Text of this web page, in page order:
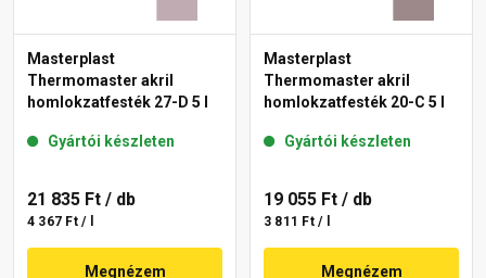
Masterplast
Thermomaster akril
homlokzatfesték 27-D 5 l
Gyártói készleten
21 835 Ft / db
4 367 Ft / l
Megnézem
Masterplast
Thermomaster akril
homlokzatfesték 20-C 5 l
Gyártói készleten
19 055 Ft / db
3 811 Ft / l
Megnézem